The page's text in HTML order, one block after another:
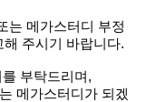
는 메가스터디 부정
해 주시기 바랍니다.
부탁드리며,
메가스터디가 되겠